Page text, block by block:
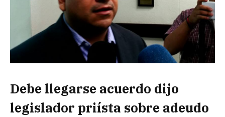
Debe llegarse acuerdo dijo
legislador priísta sobre adeudo